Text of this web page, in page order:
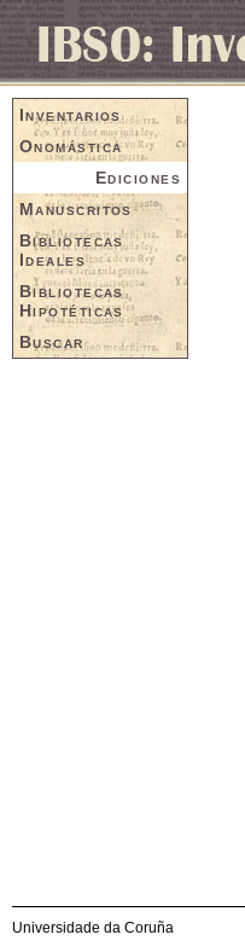
Inventarios
Onomástica
Ediciones
Manuscritos
Bibliotecas
Ideales
Bibliotecas
Hipotéticas
Buscar
Universidade da Coruña